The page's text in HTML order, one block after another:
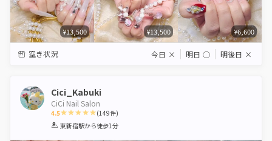
¥13,500 ¥13,500 ¥6,600
空き状況 今日 × 明日 ◯ 明後日 ×
Cici_Kabuki
CiCi Nail Salon
4.5
1 2 3 4 5
(149件)
東新宿駅から徒歩1分